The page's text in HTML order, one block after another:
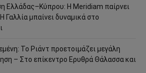
Ελλάδας–Κύπρου: Η Meridiam παίρνει
Γαλλία μπαίνει δυναμικά στο
Το Ριάντ προετοιμάζει μεγάλη
– Στο επίκεντρο Ερυθρά Θάλασσα και